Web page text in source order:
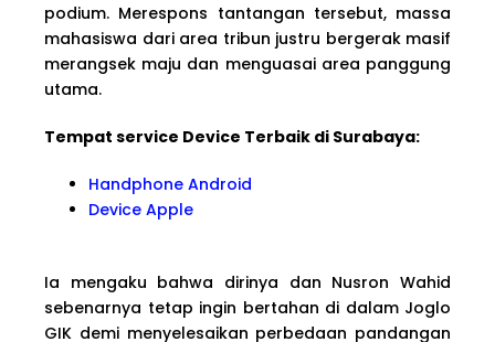
podium. Merespons tantangan tersebut, massa
mahasiswa dari area tribun justru bergerak masif
merangsek maju dan menguasai area panggung
utama.
Tempat service Device Terbaik di Surabaya:
Handphone Android
Device Apple
Ia mengaku bahwa dirinya dan Nusron Wahid
sebenarnya tetap ingin bertahan di dalam Joglo
GIK demi menyelesaikan perbedaan pandangan